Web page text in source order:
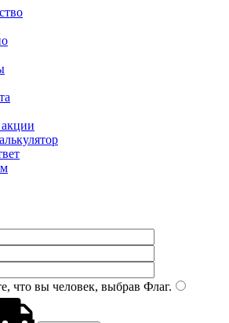
что вы человек, выбрав Флаг.